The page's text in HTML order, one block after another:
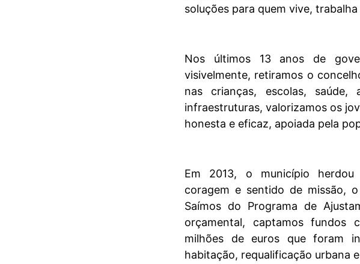
soluções para quem vive,
Nos últimos 13 anos de
visivelmente, retiramos o
nas crianças, escolas,
infraestruturas, valorizamos os
honesta e eficaz, apoiada pela
Em 2013, o município herdou
coragem e sentido de missão,
Saímos do Programa de
orçamental, captamos
milhões de euros que foram
habitação, requalificação urbana